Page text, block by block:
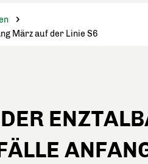
März auf der Linie S6